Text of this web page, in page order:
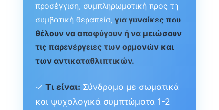
προσέγγιση, συμπληρωματική προς τη
συμβατική θεραπεία,για γυναίκες που
θέλουν να αποφύγουν ή να μειώσουν
τις παρενέργειες των ορμονών και
των αντικαταθλιπτικών.
✓Τι είναι: Σύνδρομο με σωματικά
και ψυχολογικά συμπτώματα 1-2